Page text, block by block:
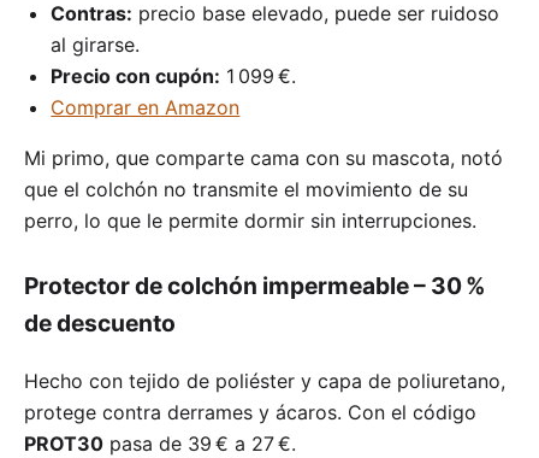
Contras: precio base elevado, puede ser ruidoso
al girarse.
Precio con cupón: 1 099 €.
Comprar en Amazon
Mi primo, que comparte cama con su mascota, notó
que el colchón no transmite el movimiento de su
perro, lo que le permite dormir sin interrupciones.
Protector de colchón impermeable – 30 %
de descuento
Hecho con tejido de poliéster y capa de poliuretano,
protege contra derrames y ácaros. Con el código
PROT30 pasa de 39 € a 27 €.